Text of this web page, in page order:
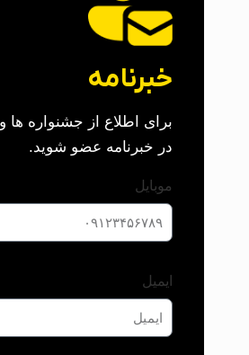
خبرنامه
برای اطلاع از جشنواره ها
در خبرنامه عضو شوید.
موبایل
ایمیل